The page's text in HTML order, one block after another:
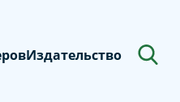
Издательство